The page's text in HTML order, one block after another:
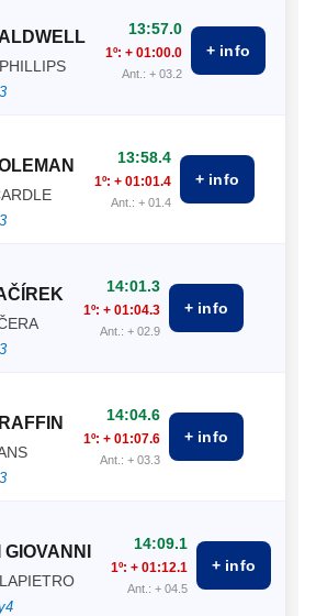
13:57.0
1º: + 01:00.0
Ant.: + 03.2
+ info
13:58.4
1º: + 01:01.4
Ant.: + 01.4
+ info
14:01.3
1º: + 01:04.3
Ant.: + 02.9
+ info
14:04.6
1º: + 01:07.6
Ant.: + 03.3
+ info
14:09.1
1º: + 01:12.1
Ant.: + 04.5
+ info